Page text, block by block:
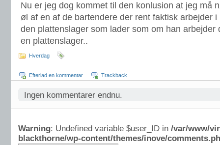
Nu er jeg dog kommet til den konlusion at jeg må
øl af en af de bartendere der rent faktisk arbejder
den plattenslager som lader som om han
en plattenslager..
Hverdag
Efterlad en kommentar Trackback
Ingen kommentarer endnu.
Warning: Undefined variable $user_ID in /var/www/
blackthorne/wp-content/themes/inove/